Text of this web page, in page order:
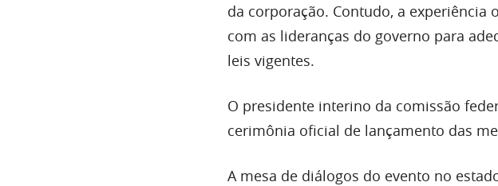
da corporação. Contudo, a
com as lideranças do governo para
leis vigentes.
O presidente interino da comissão
cerimônia oficial de lançamento das
A mesa de diálogos do evento no